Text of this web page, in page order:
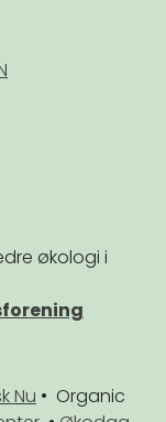
økologi i
Nu • Organic